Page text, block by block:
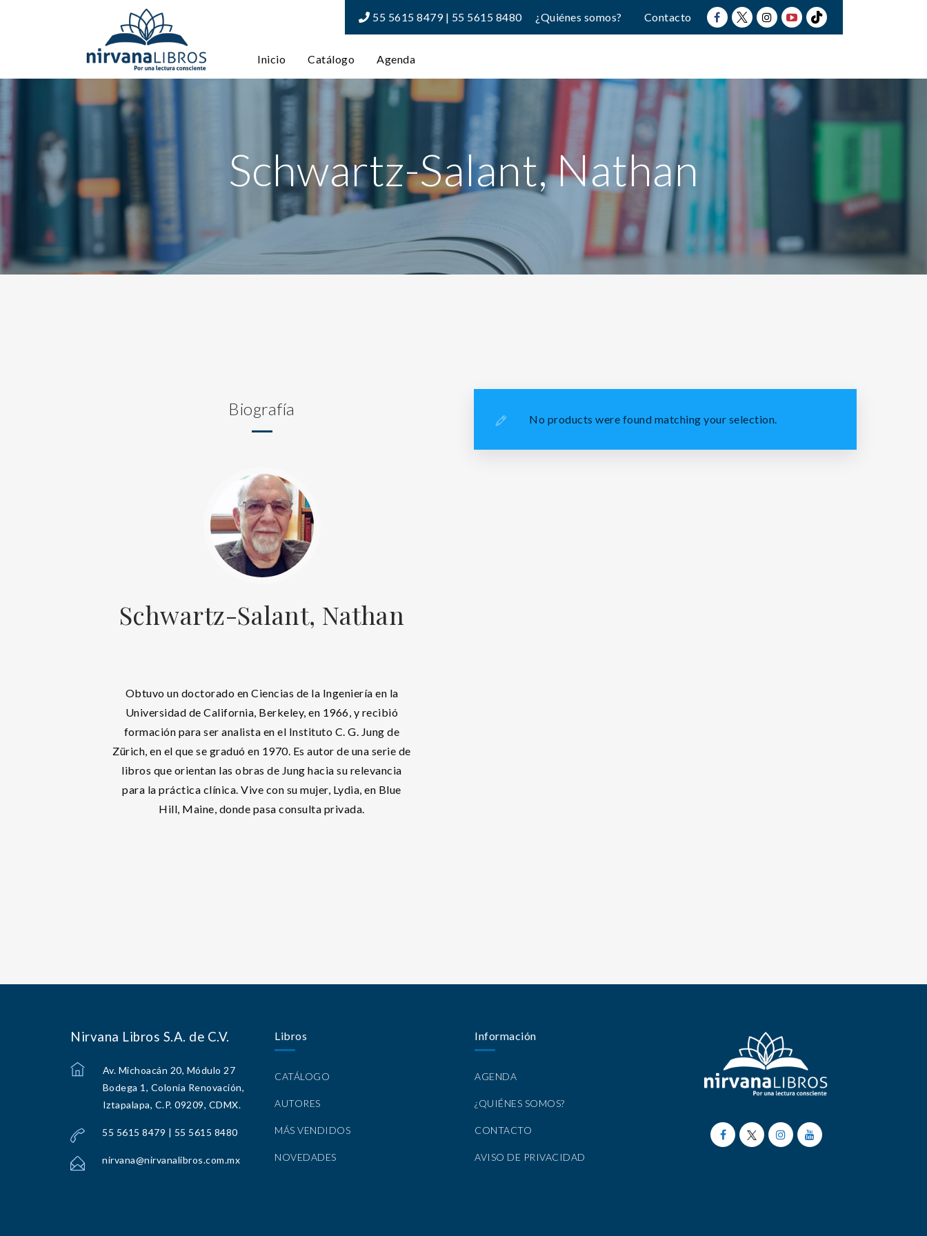
55 5615 8479 | 55 5615 8480 ¿Quiénes somos? Contacto
Inicio Catálogo Agenda
Schwartz-Salant, Nathan
Biografía
Schwartz-Salant, Nathan
Obtuvo un doctorado en Ciencias de la Ingeniería en la
Universidad de California, Berkeley, en 1966, y recibió
formación para ser analista en el Instituto C. G. Jung de
Zürich, en el que se graduó en 1970. Es autor de una serie de
libros que orientan las obras de Jung hacia su relevancia
para la práctica clínica. Vive con su mujer, Lydia, en Blue
Hill, Maine, donde pasa consulta privada.
No products were found matching your selection.
Nirvana Libros S.A. de C.V.
Av. Michoacán 20, Módulo 27
Bodega 1, Colonia Renovación,
Iztapalapa, C.P. 09209, CDMX.
55 5615 8479 | 55 5615 8480
nirvana@nirvanalibros.com.mx
Libros
CATÁLOGO
AUTORES
MÁS VENDIDOS
NOVEDADES
Información
AGENDA
¿QUIÉNES SOMOS?
CONTACTO
AVISO DE PRIVACIDAD